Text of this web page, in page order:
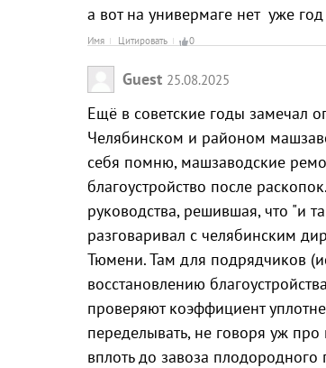
а вот на универмаге нет уже
Имя Цитировать 0
Guest 25.08.2025
Ещё в советские годы замечал
Челябинском и районом
себя помню, машзаводские
благоустройство после
руководства, решившая, что "и
разговаривал с челябинским
Тюмени. Там для подрядчиков
восстановлению
проверяют коэффициент
переделывать, не говоря уж
вплоть до завоза